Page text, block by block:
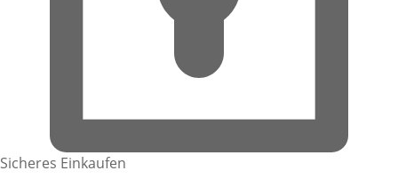
Sicheres Einkaufen